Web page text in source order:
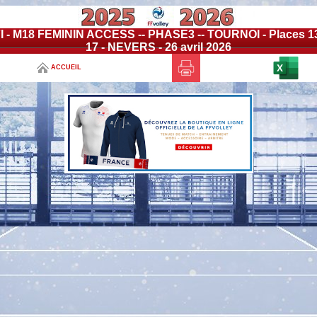
- M18 FEMININ ACCESS -- PHASE3 -- TOURNOI - Places
17 - NEVERS - 26 avril 2026
ACCUEIL